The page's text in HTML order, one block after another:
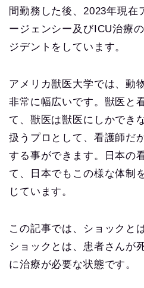
間勤務した後、2023年現在
ージェンシー及びICU治療
ジデントをしています。
アメリカ獣医大学では、動
非常に幅広いです。獣医と
て、獣医は獣医にしかでき
扱うプロとして、看護師だ
する事ができます。日本の
て、日本でもこの様な体制
じています。
この記事では、ショックと
ショックとは、患者さんが
に治療が必要な状態です。